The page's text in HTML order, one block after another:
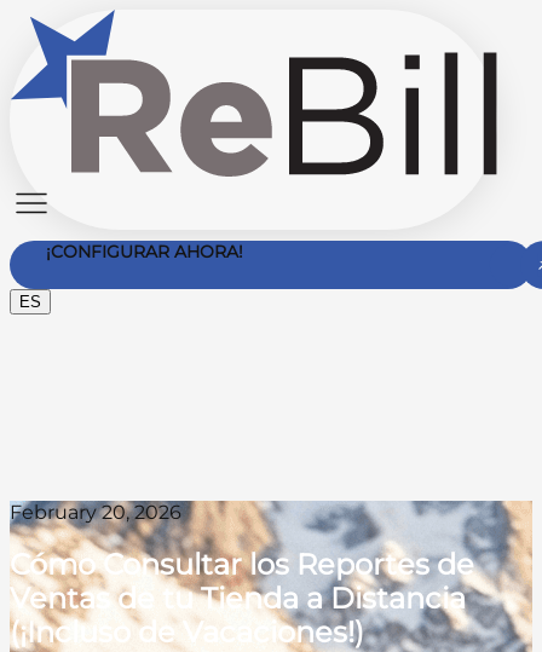
¡CONFIGURAR AHORA!
ES
February 20, 2026
Cómo Consultar los Reportes de
Ventas de tu Tienda a Distancia
(¡Incluso de Vacaciones!)